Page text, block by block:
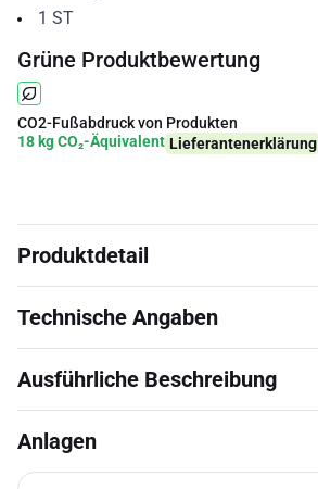
1 ST
Grüne Produktbewertung
CO2-Fußabdruck von Produkten
18 kg CO₂-Äquivalent Lieferantenerklärung
Produktdetail
Technische Angaben
Ausführliche Beschreibung
Anlagen